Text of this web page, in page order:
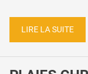
LIRE LA SUITE